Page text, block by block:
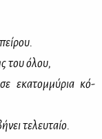
του όλου,
εκα­τομ­μύ­ρια κό­
τε­λευ­ταίο.